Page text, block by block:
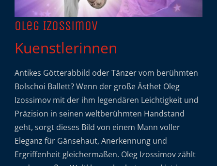
Oleg Izossimov
Kuenstlerinnen
Antikes Götterabbild oder Tänzer vom berühmten
Bolschoi Ballett? Wenn der große Ästhet Oleg
Izossimov mit der ihm legendären Leichtigkeit und
Präzision in seinen weltberühmten Handstand
geht, sorgt dieses Bild von einem Mann voller
Eleganz für Gänsehaut, Anerkennung und
Ergriffenheit gleichermaßen. Oleg Izossimov zählt